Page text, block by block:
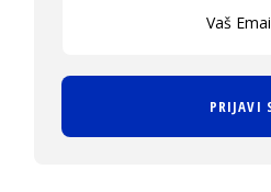
PRIJAVI